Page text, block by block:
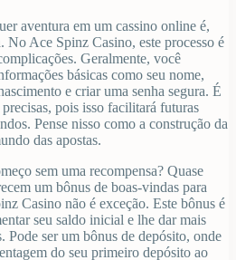
aventura em um cassino online é,
No Ace Spinz Casino, este processo é
Geralmente, você
básicas como seu nome,
e criar uma senha segura. É
pois isso facilitará futuras
Pense nisso como a construção da
das apostas.
sem uma recompensa? Quase
um bônus de boas-vindas para
Casino não é exceção. Este bônus é
seu saldo inicial e lhe dar mais
Pode ser um bônus de depósito, onde
do seu primeiro depósito ao